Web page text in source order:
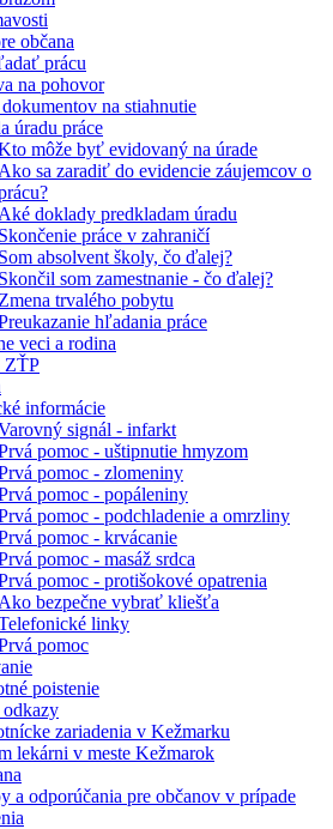
občana
prácu
na pohovor
na stiahnutie
úradu práce
môže byť evidovaný na úrade
Ako sa zaradiť do evidencie záujemcov o
Aké doklady predkladam úradu
Skončenie práce v zahraničí
Som absolvent školy, čo ďalej?
Skončil som zamestnanie - čo ďalej?
Zmena trvalého pobytu
hľadania práce
veci a rodina
ZŤP
informácie
signál - infarkt
pomoc - uštipnutie hmyzom
pomoc - zlomeniny
pomoc - popáleniny
pomoc - podchladenie a omrzliny
pomoc - krvácanie
pomoc - masáž srdca
pomoc - protišokové opatrenia
Ako bezpečne vybrať kliešťa
linky
pomoc
poistenie
odkazy
zariadenia v Kežmarku
lekárni v meste Kežmarok
a odporúčania pre občanov v prípade